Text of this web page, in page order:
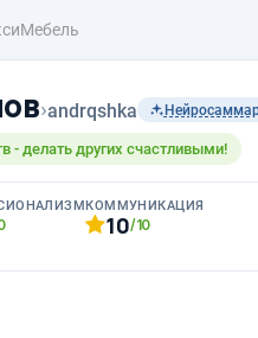
›andrqshka
- делать других счастливыми!
КОММУНИКАЦИЯ
10/10